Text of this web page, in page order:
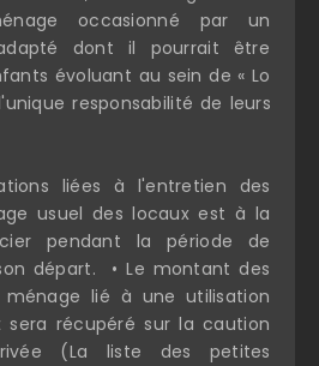
occasionné par un
dont il pourrait être
évoluant au sein de « Lo
responsabilité de leurs
liées à l'entretien des
usuel des locaux est à la
pendant la période de
départ. • Le montant des
lié à une utilisation
sera récupéré sur la caution
(La liste des petites